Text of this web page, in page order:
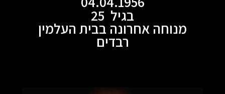
בגיל 25
מנוחה אחרונה בבית העלמין
רבדים